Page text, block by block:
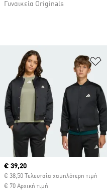
Γυναικεία Originals
Current price
€ 39,20
€ 38,50 Τελευταία χαμηλότερη τιμή
€ 70 Αρχική τιμή